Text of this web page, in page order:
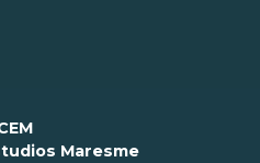
Maresme